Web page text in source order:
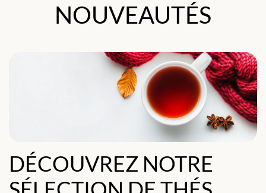
NOUVEAUTÉS
DÉCOUVREZ NOTRE